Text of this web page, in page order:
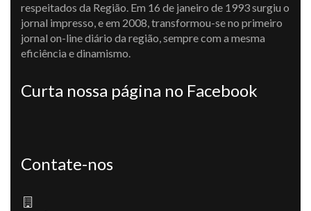
respeitados da Região. Em 16 de janeiro de 1993 surgiu o
jornal impresso, e em 2008, transformou-se no primeiro
jornal on-line diário da região, sempre com a mesma
eficiência e dinamismo.
Curta nossa página no Facebook
Contate-nos